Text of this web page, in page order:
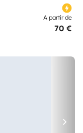
A partir de
70 €